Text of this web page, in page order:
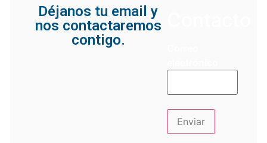
Déjanos tu email y
nos contactaremos
contigo.